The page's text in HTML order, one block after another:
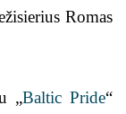
Romas
„Baltic Pride“